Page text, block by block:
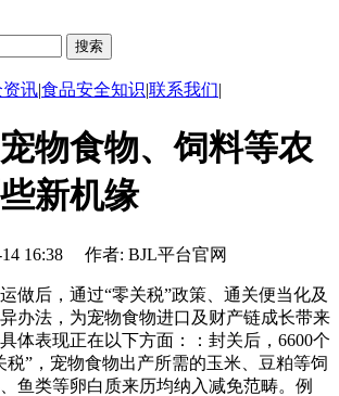
讯|食品安全知识|联系我们|
物食物、饲料等农
新机缘
14 16:38 作者: BJL平台官网
后，通过“零关税”政策、通关便当化及
办法，为宠物食物进口及财产链成长带来
体表现正在以下方面：：封关后，6600个
税”，宠物食物出产所需的玉米、豆粕等饲
鱼类等卵白质来历均纳入减免范畴。例